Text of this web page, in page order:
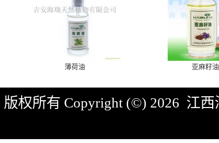
薄荷油 亚麻籽
版权所有 Copyright (©) 2026 江西